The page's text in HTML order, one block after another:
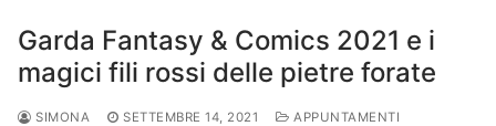
Garda Fantasy & Comics 2021 e i
magici fili rossi delle pietre forate
SIMONA SETTEMBRE 14, 2021
APPUNTAMENTI